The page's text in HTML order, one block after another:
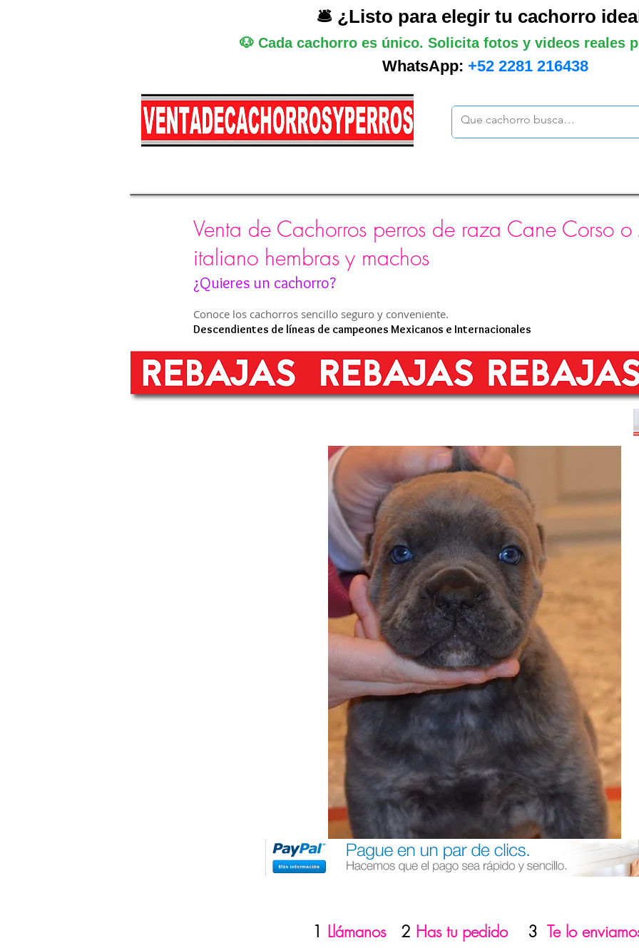
🛎️ ¿Listo para elegir tu cachorro
🐶 Cada cachorro es único. Solicita fotos y videos reales
WhatsApp: +52 2281 216438
Venta de Cachorros perros de raza Cane Corso
italiano hembras y machos
¿Quieres un cachorro?
Conoce los cachorros sencillo seguro y conveniente.
Descendientes de líneas de campeones Mexicanos e Internacionales
1 Llámanos 2 Has tu pedido3 Te lo